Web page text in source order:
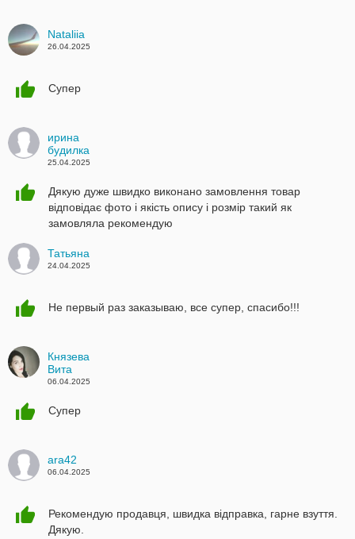
Nataliia
26.04.2025
Супер
ирина
будилка
25.04.2025
Дякую дуже швидко виконано замовлення товар
відповідає фото і якість опису і розмір такий як
замовляла рекомендую
Татьяна
24.04.2025
Не первый раз заказываю, все супер, спасибо!!!
Князева
Вита
06.04.2025
Супер
ara42
06.04.2025
Рекомендую продавця, швидка відправка, гарне взуття.
Дякую.